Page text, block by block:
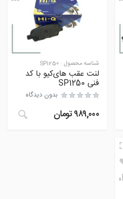
شناسه محصول : SP1250
لنت عقب های‌کیو با کد
فنی SP1250
بدون دیدگاه
۹۸۹,۰۰۰تومان